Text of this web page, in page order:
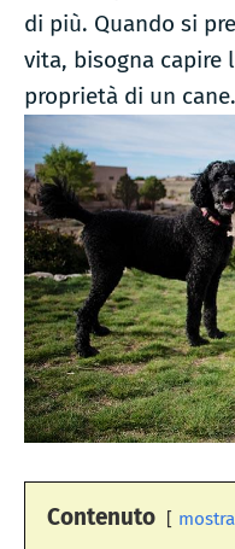
di più. Quando si
vita, bisogna capire
proprietà di un cane.
Contenuto mostra